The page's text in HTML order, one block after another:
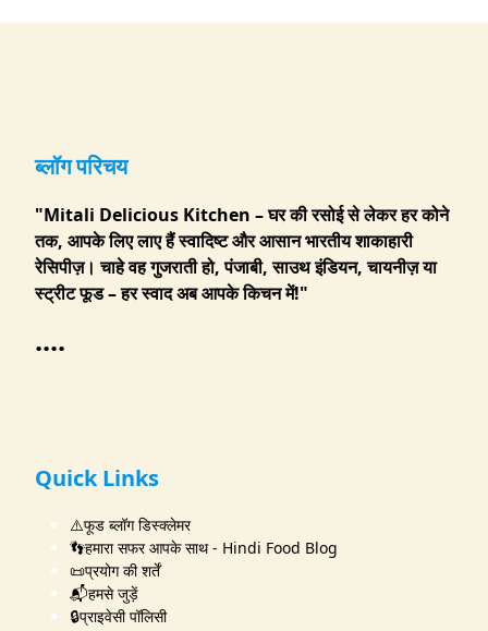
ब्लॉग परिचय
"Mitali Delicious Kitchen – घर की रसोई से लेकर हर कोने
तक, आपके लिए लाए हैं स्वादिष्ट और आसान भारतीय शाकाहारी
रेसिपीज़। चाहे वह गुजराती हो, पंजाबी, साउथ इंडियन, चायनीज़ या
स्ट्रीट फूड – हर स्वाद अब आपके किचन में!"
....
Quick Links
⚠️फूड ब्लॉग डिस्क्लेमर
👣हमारा सफर आपके साथ - Hindi Food Blog
📜प्रयोग की शर्तें
📬हमसे जुड़ें
🔒प्राइवेसी पॉलिसी